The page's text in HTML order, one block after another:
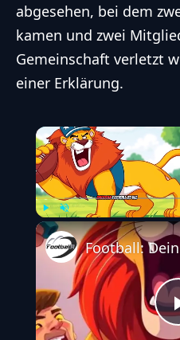
abgesehen, bei dem
kamen und zwei
Gemeinschaft verletzt
einer Erklärung.
Play Unmute